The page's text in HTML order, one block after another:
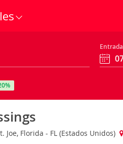
Entrada
Joe, Florida - FL (Estados Unidos)